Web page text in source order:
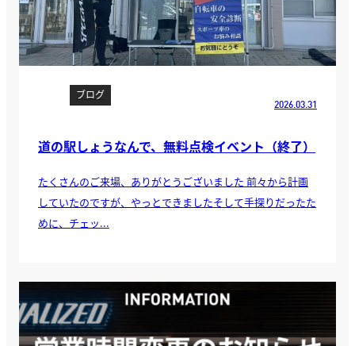
ブログ
2026.03.31
道の駅しょうなんで、無料点検イベント（終了）
たくさんのご来場、ありがとうございました 前々から計画
していたのですが、やっとできましたそして手探りだったた
めに、チェッ...